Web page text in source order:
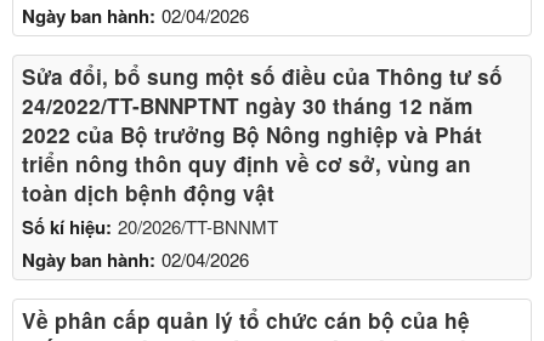
Ngày ban hành: 02/04/2026
Số kí hiệu: 20/2026/TT-BNNMT
Ngày ban hành: 02/04/2026
Sửa đổi, bổ sung một số điều của Thông tư số
24/2022/TT-BNNPTNT ngày 30 tháng 12 năm
2022 của Bộ trưởng Bộ Nông nghiệp và Phát
triển nông thôn quy định về cơ sở, vùng an
toàn dịch bệnh động vật
Về phân cấp quản lý tổ chức cán bộ của hệ